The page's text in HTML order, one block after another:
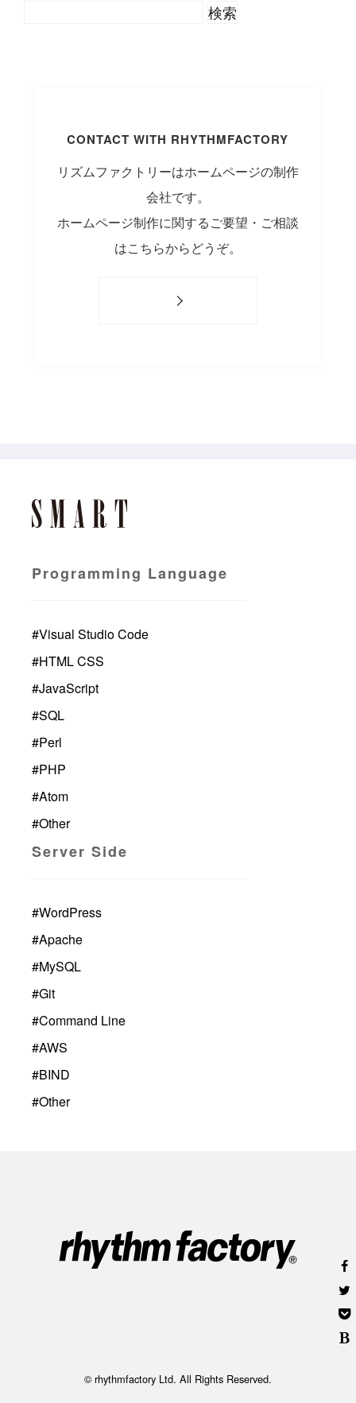
CONTACT WITH RHYTHMFACTORY
リズムファクトリーはホームページの制作
会社です。
ホームページ制作に関するご要望・ご相談
はこちらからどうぞ。
Programming Language
#Visual Studio Code
#HTML CSS
#JavaScript
#SQL
#Perl
#PHP
#Atom
#Other
Server Side
#WordPress
#Apache
#MySQL
#Git
#Command Line
#AWS
#BIND
#Other
© rhythmfactory Ltd. All Rights Reserved.